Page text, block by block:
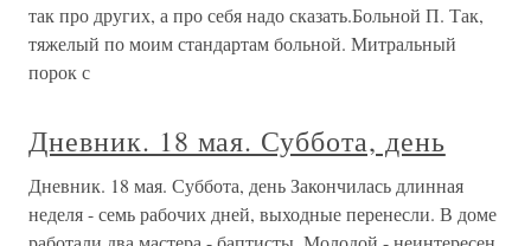
так про других, а про себя надо сказать.Больной П. Так,
тяжелый по моим стандартам больной. Митральный
порок с
Дневник. 18 мая. Суббота, день
Дневник. 18 мая. Суббота, день Закончилась длинная
неделя - семь рабочих дней, выходные перенесли. В доме